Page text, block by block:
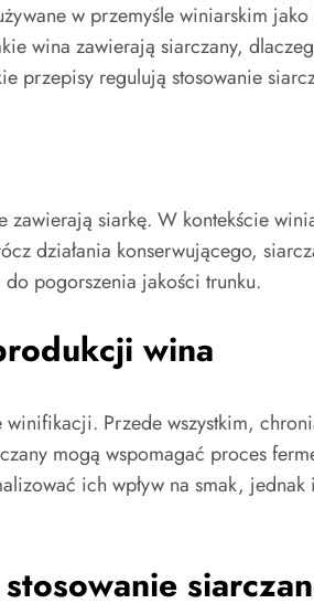
w przemyśle winiarskim
wina zawierają siarczany,
przepisy regulują stosowanie
zawierają siarkę. W kontekście
działania konserwującego,
pogorszenia jakości trunku.
wina
winifikacji. Przede wszystkim,
mogą wspomagać proces
ich wpływ na smak,